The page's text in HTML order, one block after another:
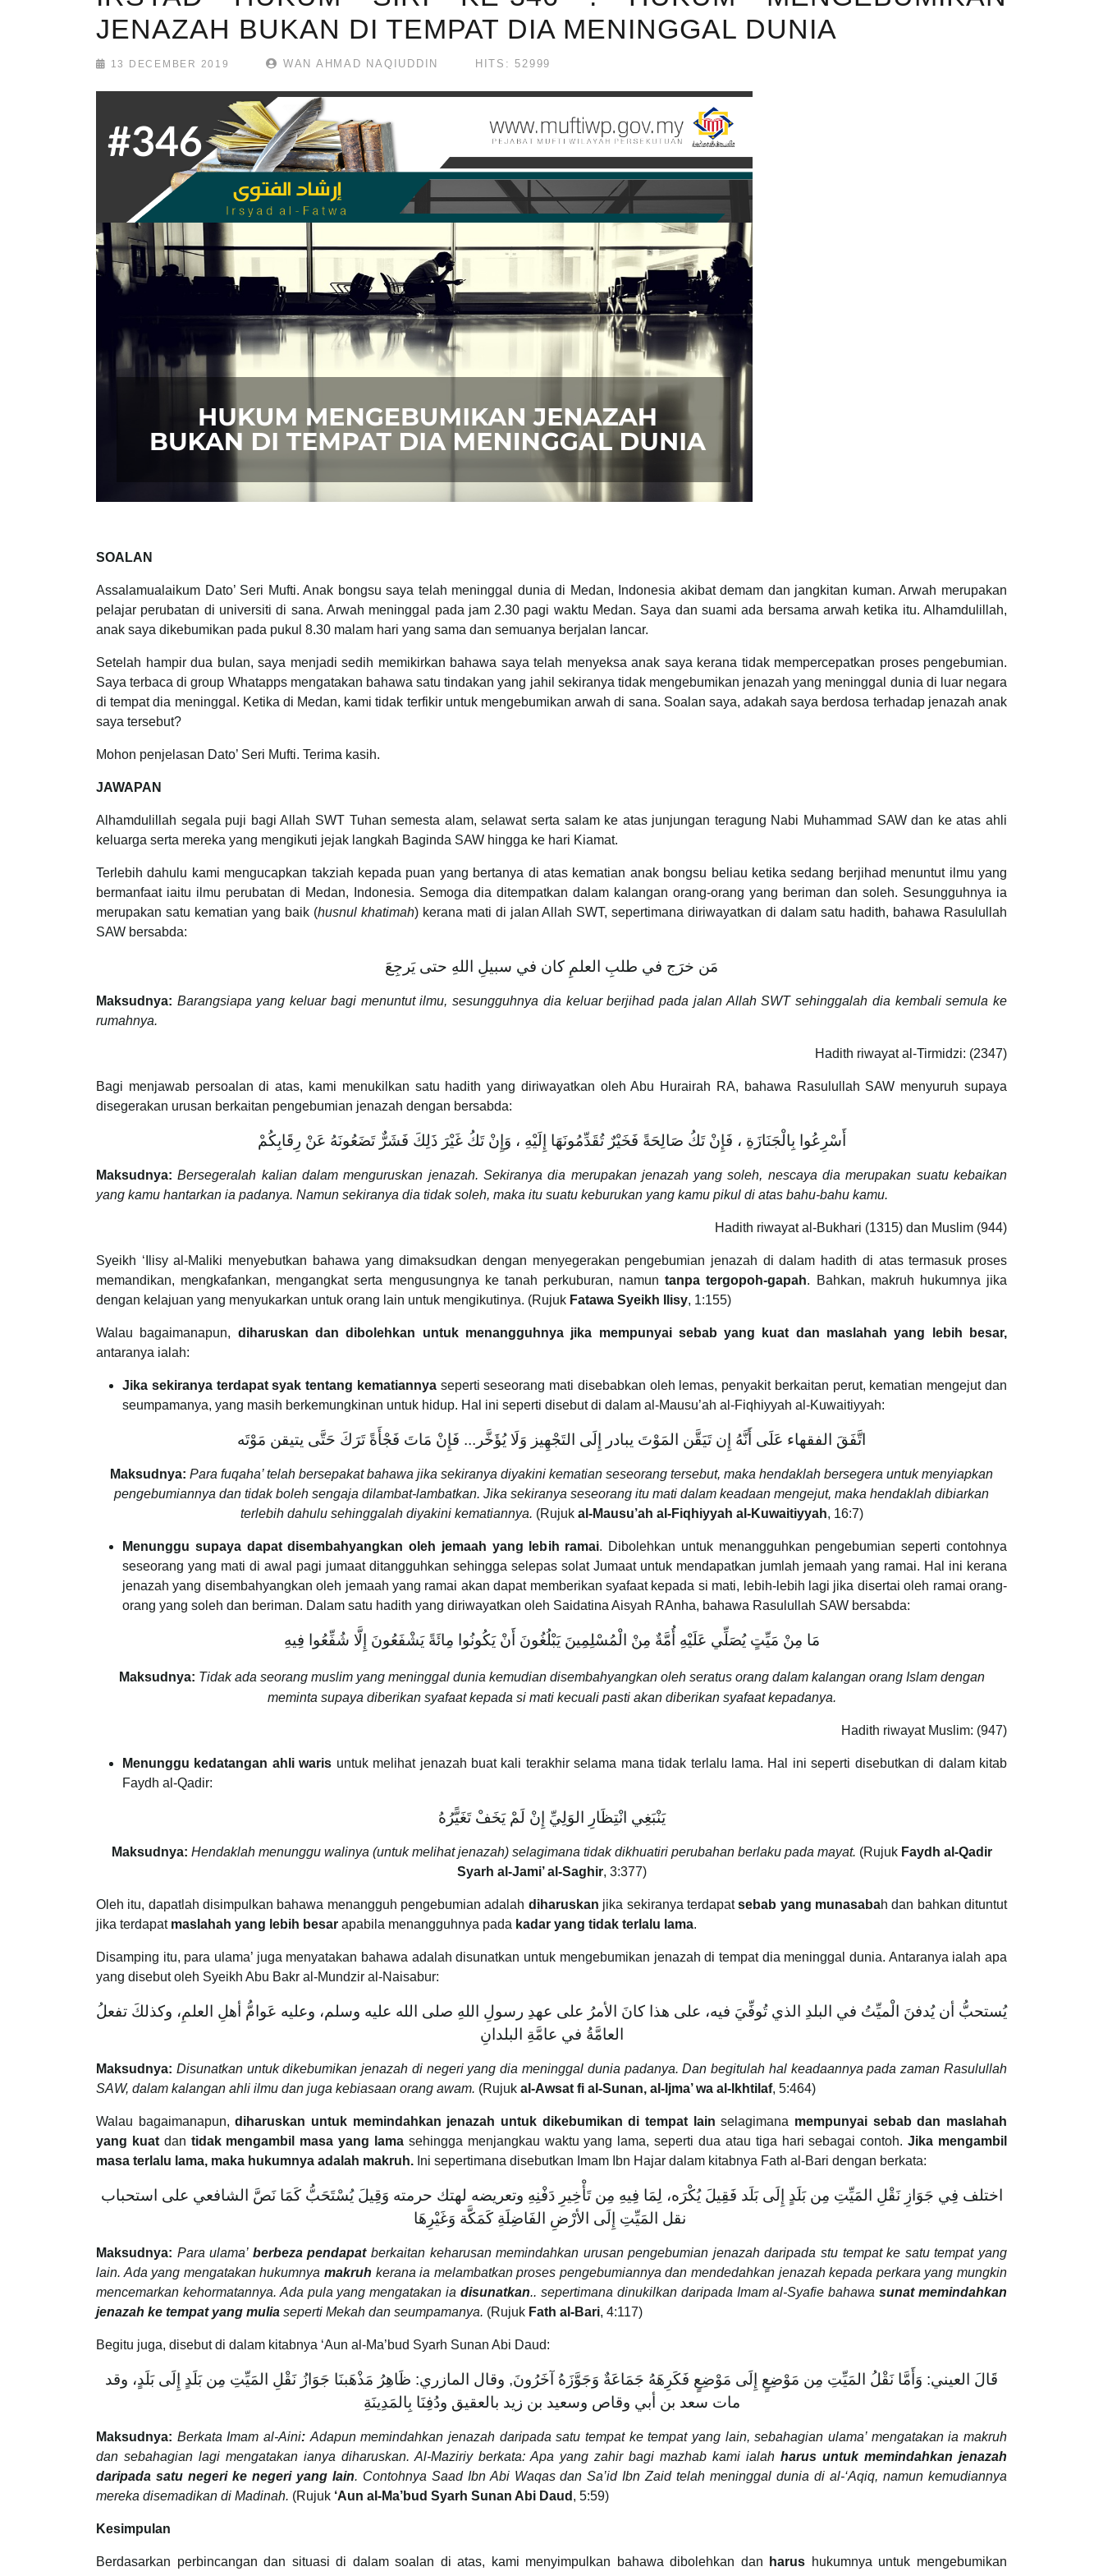
JENAZAH BUKAN DI TEMPAT DIA MENINGGAL DUNIA
13 DECEMBER 2019 WAN AHMAD NAQIUDDIN HITS: 52999
SOALAN
Assalamualaikum Dato’ Seri Mufti. Anak bongsu saya telah meninggal dunia di Medan, Indonesia akibat demam dan jangkitan kuman. Arwah merupakan
pelajar perubatan di universiti di sana. Arwah meninggal pada jam 2.30 pagi waktu Medan. Saya dan suami ada bersama arwah ketika itu. Alhamdulillah,
anak saya dikebumikan pada pukul 8.30 malam hari yang sama dan semuanya berjalan lancar.
Setelah hampir dua bulan, saya menjadi sedih memikirkan bahawa saya telah menyeksa anak saya kerana tidak mempercepatkan proses pengebumian.
Saya terbaca di group Whatapps mengatakan bahawa satu tindakan yang jahil sekiranya tidak mengebumikan jenazah yang meninggal dunia di luar negara
di tempat dia meninggal. Ketika di Medan, kami tidak terfikir untuk mengebumikan arwah di sana. Soalan saya, adakah saya berdosa terhadap jenazah anak
saya tersebut?
Mohon penjelasan Dato’ Seri Mufti. Terima kasih.
JAWAPAN
Alhamdulillah segala puji bagi Allah SWT Tuhan semesta alam, selawat serta salam ke atas junjungan teragung Nabi Muhammad SAW dan ke atas ahli
keluarga serta mereka yang mengikuti jejak langkah Baginda SAW hingga ke hari Kiamat.
Terlebih dahulu kami mengucapkan takziah kepada puan yang bertanya di atas kematian anak bongsu beliau ketika sedang berjihad menuntut ilmu yang
bermanfaat iaitu ilmu perubatan di Medan, Indonesia. Semoga dia ditempatkan dalam kalangan orang-orang yang beriman dan soleh. Sesungguhnya ia
merupakan satu kematian yang baik (husnul khatimah) kerana mati di jalan Allah SWT, sepertimana diriwayatkan di dalam satu hadith, bahawa Rasulullah
SAW bersabda:
مَن خرَج في طلبِ العلمِ كان في سبيلِ اللهِ حتى يَرجِعَ
Maksudnya: Barangsiapa yang keluar bagi menuntut ilmu, sesungguhnya dia keluar berjihad pada jalan Allah SWT sehinggalah dia kembali semula ke
rumahnya.
Hadith riwayat al-Tirmidzi: (2347)
Bagi menjawab persoalan di atas, kami menukilkan satu hadith yang diriwayatkan oleh Abu Hurairah RA, bahawa Rasulullah SAW menyuruh supaya
disegerakan urusan berkaitan pengebumian jenazah dengan bersabda:
أَسْرِعُوا بِالْجَنَازَةِ ، فَإِنْ تَكُ صَالِحَةً فَخَيْرٌ تُقَدِّمُونَهَا إِلَيْهِ ، وَإِنْ تَكُ غَيْرَ ذَلِكَ فَشَرٌّ تَضَعُونَهُ عَنْ رِقَابِكُمْ
Maksudnya:Bersegeralah kalian dalam menguruskan jenazah. Sekiranya dia merupakan jenazah yang soleh, nescaya dia merupakan suatu kebaikan
yang kamu hantarkan ia padanya. Namun sekiranya dia tidak soleh, maka itu suatu keburukan yang kamu pikul di atas bahu-bahu kamu.
Hadith riwayat al-Bukhari (1315) dan Muslim (944)
Syeikh ‘Ilisy al-Maliki menyebutkan bahawa yang dimaksudkan dengan menyegerakan pengebumian jenazah di dalam hadith di atas termasuk proses
memandikan, mengkafankan, mengangkat serta mengusungnya ke tanah perkuburan, namuntanpa tergopoh-gapah. Bahkan, makruh hukumnya jika
dengan kelajuan yang menyukarkan untuk orang lain untuk mengikutinya. (Rujuk Fatawa Syeikh Ilisy, 1:155)
Walau bagaimanapun, diharuskan dan dibolehkan untuk menangguhnya jika mempunyai sebab yang kuat dan maslahah yang lebih besar,
antaranya ialah:
Jika sekiranya terdapat syak tentang kematiannyaseperti seseorang mati disebabkan oleh lemas, penyakit berkaitan perut, kematian mengejut dan
seumpamanya, yang masih berkemungkinan untuk hidup. Hal ini seperti disebut di dalam al-Mausu’ah al-Fiqhiyyah al-Kuwaitiyyah:
اتَّفَقَ الفقهاء عَلَى أَنَّهُ إِن تَيَقَّن المَوْتَ يبادر إِلَى التَجْهِيز وَلَا يُؤَخَّر... فَإِنْ مَاتَ فَجْأَةً تَرَكَ حَتَّى يتيقن مَوْتَه
Maksudnya: Para fuqaha’ telah bersepakat bahawa jika sekiranya diyakini kematian seseorang tersebut, maka hendaklah bersegera untuk menyiapkan
pengebumiannya dan tidak boleh sengaja dilambat-lambatkan. Jika sekiranya seseorang itu mati dalam keadaan mengejut, maka hendaklah dibiarkan
terlebih dahulu sehinggalah diyakini kematiannya. (Rujuk al-Mausu’ah al-Fiqhiyyah al-Kuwaitiyyah, 16:7)
Menunggu supaya dapat disembahyangkan oleh jemaah yang lebih ramai. Dibolehkan untuk menangguhkan pengebumian seperti contohnya
seseorang yang mati di awal pagi jumaat ditangguhkan sehingga selepas solat Jumaat untuk mendapatkan jumlah jemaah yang ramai. Hal ini kerana
jenazah yang disembahyangkan oleh jemaah yang ramai akan dapat memberikan syafaat kepada si mati, lebih-lebih lagi jika disertai oleh ramai orang-
orang yang soleh dan beriman. Dalam satu hadith yang diriwayatkan oleh Saidatina Aisyah RAnha, bahawa Rasulullah SAW bersabda:
مَا مِنْ مَيِّتٍ يُصَلِّي عَلَيْهِ أُمَّةٌ مِنْ الْمُسْلِمِينَ يَبْلُغُونَ أَنْ يَكُونُوا مِائَةً يَشْفَعُونَ إِلَّا شُفِّعُوا فِيهِ
Maksudnya: Tidak ada seorang muslim yang meninggal dunia kemudian disembahyangkan oleh seratus orang dalam kalangan orang Islam dengan
meminta supaya diberikan syafaat kepada si mati kecuali pasti akan diberikan syafaat kepadanya.
Hadith riwayat Muslim: (947)
Menunggu kedatangan ahli waris untuk melihat jenazah buat kali terakhir selama mana tidak terlalu lama. Hal ini seperti disebutkan di dalam kitab
Faydh al-Qadir:
يَنْبَغِي انْتِظَارِ الوَلِيِّ إِنْ لَمْ يَخَفْ تَغَيًّرُهُ
Maksudnya: Hendaklah menunggu walinya (untuk melihat jenazah) selagimana tidak dikhuatiri perubahan berlaku pada mayat. (Rujuk Faydh al-Qadir
Syarh al-Jami’ al-Saghir, 3:377)
Oleh itu, dapatlah disimpulkan bahawa menangguh pengebumian adalah diharuskan jika sekiranya terdapatsebab yang munasabah dan bahkan dituntut
jika terdapat maslahah yang lebih besar apabila menangguhnya pada kadar yang tidak terlalu lama.
Disamping itu, para ulama’ juga menyatakan bahawa adalah disunatkan untuk mengebumikan jenazah di tempat dia meninggal dunia. Antaranya ialah apa
yang disebut oleh Syeikh Abu Bakr al-Mundzir al-Naisabur:
يُستحبُّ أن يُدفنَ الْميِّتُ في البلدِ الذي تُوفِّيَ فيه، على هذا كانَ الأمرُ على عهدِ رسولِ اللهِ صلى الله عليه وسلم، وعليه عَوامُّ أهلِ العلمِ، وكذلكَ تفعلُ
العامَّةُ في عامَّةِ البلدانِ
Maksudnya: Disunatkan untuk dikebumikan jenazah di negeri yang dia meninggal dunia padanya. Dan begitulah hal keadaannya pada zaman Rasulullah
SAW, dalam kalangan ahli ilmu dan juga kebiasaan orang awam. (Rujuk al-Awsat fi al-Sunan, al-Ijma’ wa al-Ikhtilaf, 5:464)
Walau bagaimanapun,diharuskan untuk memindahkan jenazah untuk dikebumikan di tempat lainselagimana mempunyai sebab dan maslahah
yang kuatdan tidak mengambil masa yang lama sehingga menjangkau waktu yang lama, seperti dua atau tiga hari sebagai contoh.Jika mengambil
masa terlalu lama, maka hukumnya adalah makruh. Ini sepertimana disebutkan Imam Ibn Hajar dalam kitabnya Fath al-Bari dengan berkata:
اختلف فِي جَوَازِ نَقْلِ المَيِّتِ مِن بَلَدٍ إِلَى بَلَد فَقِيلَ يُكْرَه، لِمَا فِيهِ مِن تَأْخِيرِ دَفْنِهِ وتعريضه لهتك حرمته وَقِيلَ يُسْتَحَبُّ كَمَا نَصَّ الشافعي على استحباب
Maksudnya: Para ulama’ berbeza pendapatberkaitan keharusan memindahkan urusan pengebumian jenazah daripada stu tempat ke satu tempat yang
lain. Ada yang mengatakan hukumnya makruh kerana ia melambatkan proses pengebumiannya dan mendedahkan jenazah kepada perkara yang mungkin
mencemarkan kehormatannya. Ada pula yang mengatakan iadisunatkan.. sepertimana dinukilkan daripada Imam al-Syafie bahawasunat memindahkan
jenazah ke tempat yang mulia seperti Mekah dan seumpamanya. (Rujuk Fath al-Bari, 4:117)
Begitu juga, disebut di dalam kitabnya ‘Aun al-Ma’bud Syarh Sunan Abi Daud:
قَالَ العيني: وَأَمَّا نَقْلُ المَيِّتِ مِن مَوْضِعٍ إِلَى مَوْضِعٍ فَكَرِهَهُ جَمَاعَةٌ وَجَوَّزَهُ آخَرُونَ, وقال المازري: ظَاهِرُ مَذْهَبنَا جَوَازُ نَقْلِ المَيِّتِ مِن بَلَدٍ إِلَى بَلَدٍ، وقد
مات سعد بن أبي وقاص وسعيد بن زيد بالعقيق ودُفِنَا بِالمَدِينَةِ
Maksudnya: Berkata Imam al-Aini: Adapun memindahkan jenazah daripada satu tempat ke tempat yang lain, sebahagian ulama’ mengatakan ia makruh
dan sebahagian lagi mengatakan ianya diharuskan. Al-Maziriy berkata: Apa yang zahir bagi mazhab kami ialah harus untuk memindahkan jenazah
daripada satu negeri ke negeri yang lain. Contohnya Saad Ibn Abi Waqas dan Sa’id Ibn Zaid telah meninggal dunia di al-‘Aqiq, namun kemudiannya
mereka disemadikan di Madinah. (Rujuk ‘Aun al-Ma’bud Syarh Sunan Abi Daud , 5:59)
Kesimpulan
Berdasarkan perbincangan dan situasi di dalam soalan di atas, kami menyimpulkan bahawa dibolehkan dan harus hukumnya untuk mengebumikan